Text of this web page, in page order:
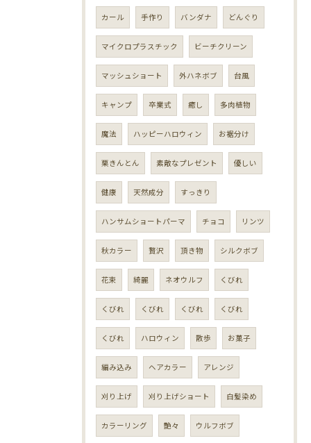
カール 手作り バンダナ どんぐり
マイクロプラスチック ビーチクリーン
マッシュショート 外ハネボブ 台風
キャンプ 卒業式 癒し 多肉植物
魔法 ハッピーハロウィン お裾分け
栗きんとん 素敵なプレゼント 優しい
健康 天然成分 すっきり
ハンサムショートパーマ チョコ リンツ
秋カラー 贅沢 頂き物 シルクボブ
花束 綺麗 ネオウルフ くびれ
くびれ くびれ くびれ くびれ
くびれ ハロウィン 散歩 お菓子
編み込み ヘアカラー アレンジ
刈り上げ 刈り上げショート 白髪染め
カラーリング 艶々 ウルフボブ